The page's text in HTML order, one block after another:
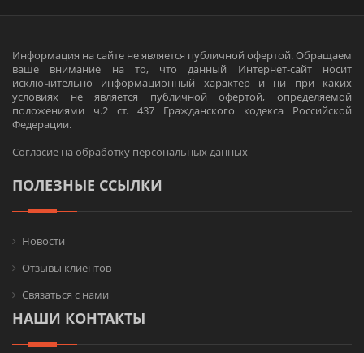
Информация на сайте не является публичной офертой. Обращаем
ваше внимание на то, что данный Интернет-сайт носит
исключительно информационный характер и ни при каких
условиях не является публичной офертой, определяемой
положениями ч.2 ст. 437 Гражданского кодекса Российской
Федерации.
Согласие на обработку персональных данных
ПОЛЕЗНЫЕ ССЫЛКИ
Новости
Отзывы клиентов
Связаться с нами
НАШИ КОНТАКТЫ